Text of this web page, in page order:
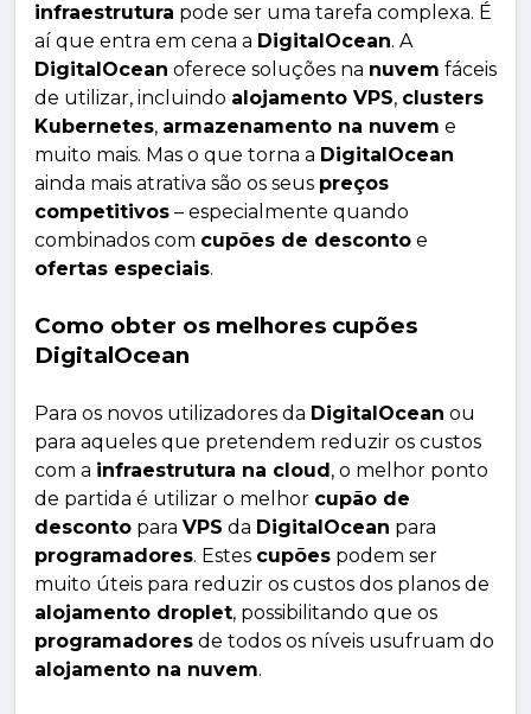
infraestrutura pode ser uma tarefa complexa. É
aí que entra em cena a DigitalOcean. A
DigitalOcean oferece soluções na nuvem fáceis
de utilizar, incluindo alojamento VPS, clusters
Kubernetes, armazenamento na nuvem e
muito mais. Mas o que torna a DigitalOcean
ainda mais atrativa são os seus preços
competitivos – especialmente quando
combinados com cupões de desconto e
ofertas especiais.
Como obter os melhores cupões
DigitalOcean
Para os novos utilizadores da DigitalOcean ou
para aqueles que pretendem reduzir os custos
com a infraestrutura na cloud , o melhor ponto
de partida é utilizar o melhor cupão de
desconto para VPS da DigitalOcean para
programadores. Estes cupões podem ser
muito úteis para reduzir os custos dos planos de
alojamento droplet, possibilitando que os
programadores de todos os níveis usufruam do
alojamento na nuvem.